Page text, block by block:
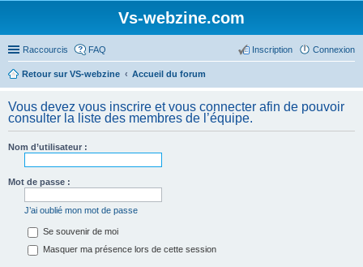
Vs-webzine.com
Raccourcis FAQ Connexion
Inscription
Retour sur VS-webzine Accueil du forum
Vous devez vous inscrire et vous connecter afin de pouvoir
consulter la liste des membres de l’équipe.
Nom d’utilisateur :
Mot de passe :
J’ai oublié mon mot de passe
Se souvenir de moi
Masquer ma présence lors de cette session